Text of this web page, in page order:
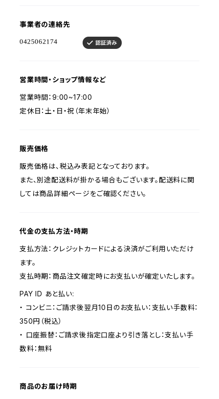
事業者の連絡先
営業時間・ショップ情報など
営業時間：9:00~17:00
定休日：土・日・祝（年末年始）
販売価格
販売価格は、税込み表記となっております。
また、別途配送料が掛かる場合もございます。配送料に関
しては商品詳細ページをご確認ください。
代金の支払方法・時期
支払方法：クレジットカードによる決済がご利用いただけ
ます。
支払時期：商品注文確定時にお支払いが確定いたします。
PAY ID あと払い:
・ コンビニ：ご請求後翌月10日のお支払い：支払い手数料：
350円（税込）
・ 口座振替：ご請求後指定口座より引き落とし：支払い手
数料：無料
商品のお届け時期